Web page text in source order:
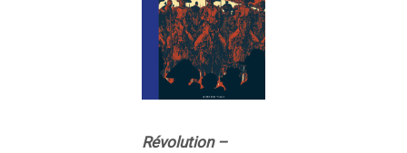
Révolution –